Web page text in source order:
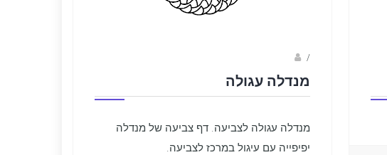
/
מנדלה עגולה
מנדלה עגולה לצביעה. דף צביעה של מנדלה
יפיפייה עם עיגול במרכז לצביעה.